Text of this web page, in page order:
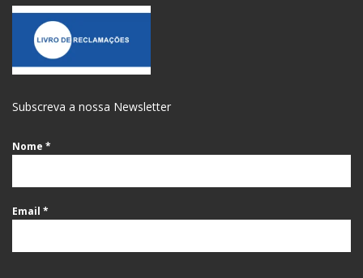
Subscreva a nossa Newsletter
Nome *
Email *